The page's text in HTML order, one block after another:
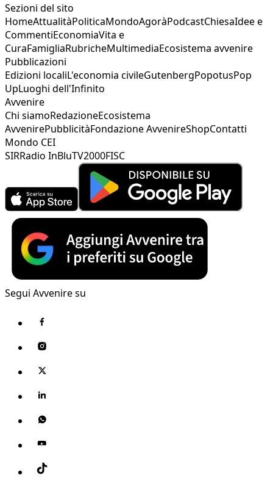
Sezioni del sito
HomeAttualitàPoliticaMondoAgoràPodcastChiesaIdee e
CommentiEconomiaVita e
CuraFamigliaRubricheMultimediaEcosistema avvenire
Pubblicazioni
Edizioni localiL'economia civileGutenbergPopotusPop
UpLuoghi dell'Infinito
Avvenire
Chi siamoRedazioneEcosistema
AvvenirePubblicitàFondazione AvvenireShopContatti
Mondo CEI
SIRRadio InBluTV2000FISC
Segui Avvenire su